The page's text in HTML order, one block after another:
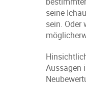
seine
sein.
Aussagen